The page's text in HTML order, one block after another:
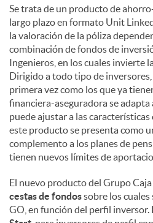
o
s
Se trata de un producto de
largo plazo en formato Unit
la valoración de la póliza
combinación de fondos de
Ingenieros, en los cuales invierte
Dirigido a todo tipo de
primera vez como los que ya
financiera-aseguradora se
puede ajustar a las características
este producto se presenta como
complemento a los planes de
tienen nuevos límites de
El nuevo producto del Grupo
cestas de fondossobre los
GO, en función del perfil inversor.